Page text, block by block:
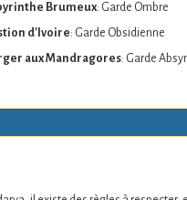
Brumeux: Garde Ombre
d'Ivoire: Garde Obsidienne
aux Mandragores: Garde